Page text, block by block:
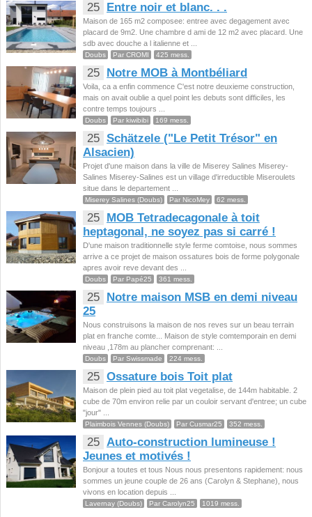
25 Entre noir et blanc. . .
Maison de 165 m2 composee: entree avec degagement avec
placard de 9m2. Une chambre d ami de 12 m2 avec placard. Une
sdb avec douche a l italienne et ...
Doubs Par CROMI 425 mess.
25 Notre MOB à Montbéliard
Voila, ca a enfin commence C'est notre deuxieme construction,
mais on avait oublie a quel point les debuts sont difficiles, les
contre temps toujours ...
Doubs Par kiwibibi 169 mess.
25 Schätzele ("Le Petit Trésor" en
Alsacien)
Projet d'une maison dans la ville de Miserey Salines Miserey-
Salines Miserey-Salines est un village d'irreductible Miseroulets
situe dans le departement ...
Miserey Salines (Doubs) Par NicoMey 62 mess.
25
MOB Tetradecagonale à toit
heptagonal, ne soyez pas si carré !
D'une maison traditionnelle style ferme comtoise, nous sommes
arrive a ce projet de maison ossatures bois de forme polygonale
apres avoir reve devant des ...
Doubs Par Papé25 361 mess.
25
Notre maison MSB en demi niveau
25
Nous construisons la maison de nos reves sur un beau terrain
plat en franche comte... Maison de style comtemporain en demi
niveau ,178m au plancher comprenant: ...
Doubs Par Swissmade 224 mess.
25 Ossature bois Toit plat
Maison de plein pied au toit plat vegetalise, de 144m habitable. 2
cube de 70m environ relie par un couloir servant d'entree; un cube
"jour" ...
Plaimbois Vennes (Doubs) Par Cusmar25 352 mess.
25 Auto-construction lumineuse !
Jeunes et motivés !
Bonjour a toutes et tous Nous nous presentons rapidement: nous
sommes un jeune couple de 26 ans (Carolyn & Stephane), nous
vivons en location depuis ...
Lavernay (Doubs) Par Carolyn25 1019 mess.